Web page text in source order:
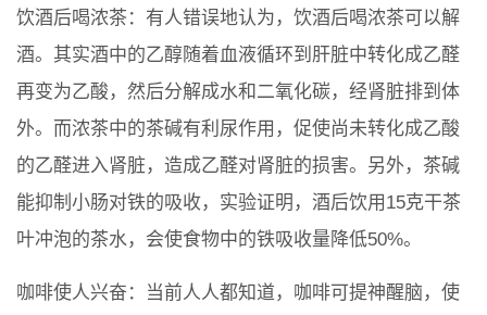
饮酒后喝浓茶：有人错误地认为，饮酒后喝浓茶可以解
酒。其实酒中的乙醇随着血液循环到肝脏中转化成乙醛
再变为乙酸，然后分解成水和二氧化碳，经肾脏排到体
外。而浓茶中的茶碱有利尿作用，促使尚未转化成乙酸
的乙醛进入肾脏，造成乙醛对肾脏的损害。另外，茶碱
能抑制小肠对铁的吸收，实验证明，酒后饮用15克干茶
叶冲泡的茶水，会使食物中的铁吸收量降低50%。
咖啡使人兴奋：当前人人都知道，咖啡可提神醒脑，使